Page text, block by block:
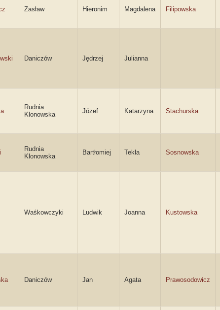
Zasław Hieronim Magdalena Filipowska
Daniczów Jędrzej Julianna
Rudnia
Klonowska
Józef Katarzyna Stachurska
Rudnia
Klonowska
Bartłomiej Tekla Sosnowska
Waśkowczyki Ludwik Joanna Kustowska
Daniczów Jan Agata Prawosodowicz